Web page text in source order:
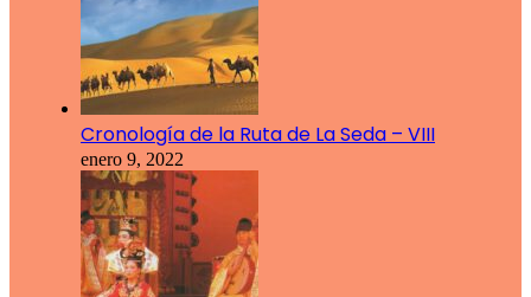
Cronología de la Ruta de La Seda – VIII
enero 9, 2022